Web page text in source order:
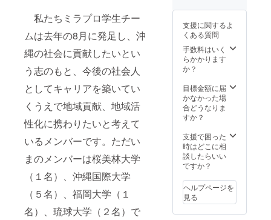
私たちミラプロ学生チー
ムは去年の8月に発足し、沖
縄の社会に貢献したいとい
う志のもと、今後の社会人
としてキャリアを築いてい
くうえで地域貢献、地域活
性化に携わりたいと考えて
いるメンバーです。ただい
まのメンバーは桜美林大学
（１名）、沖縄国際大学
（５名）、福岡大学（１
名）、琉球大学（２名）で
11
㎝、
持ち
手59.5
㎝ ※⑤
につき
ワイト
とチャ
コール
意して
おりま
す。し
かし、
択はで
きませ
んので
ご了承
た状
限定
トート
バッグ
（１
つ）縦
横36
㎝、底
マチ11
㎝、
持ち
手59.5
㎝ ⑦限
定ポー
つ）縦
11.5cm
、横18
㎝、底
支援に関するよ
くある質問
手数料はいく
らかかります
か？
目標金額に届
かなかった場
合どうなりま
すか？
支援で困った
時はどこに相
談したらいい
ですか？
ヘルプページを
見る